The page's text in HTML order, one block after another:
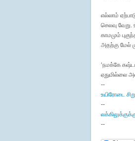
எல்லாம்
செலவு
காமமும்
அதற்கு மேல்
‘நமக்கே
ஏதுமில்லை
--
உயிரோடை
--
--